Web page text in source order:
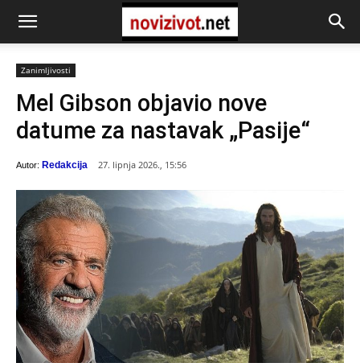
Zanimljivosti
Mel Gibson objavio nove
datume za nastavak „Pasije“
Autor: Redakcija 27. lipnja 2026., 15:56